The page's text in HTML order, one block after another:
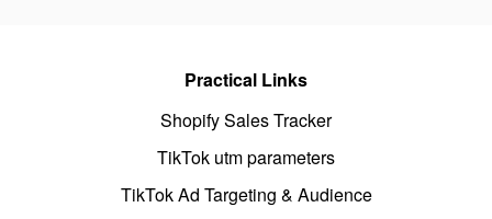
Practical Links
Shopify Sales Tracker
TikTok utm parameters
TikTok Ad Targeting & Audience